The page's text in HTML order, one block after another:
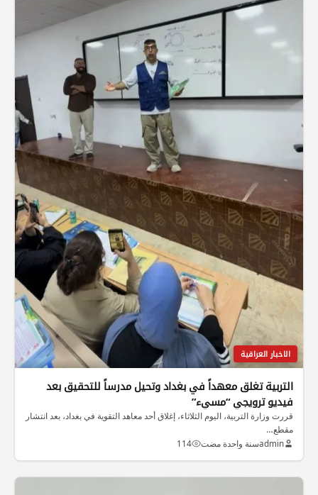
الاخبار العراقية
التربية تغلق معهداً في بغداد وتحيل مدرساً للتحقيق بعد
فيديو ترويجي “مسيء”
قررت وزارة التربية، اليوم الثلاثاء، إغلاق أحد معاهد التقوية في بغداد، بعد انتشار
مقطع…
adminسنة واحدة مضت 114